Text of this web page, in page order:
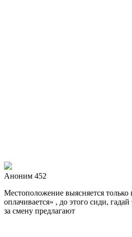
Аноним 452
Местоположение выясняется только
оплачивается» , до этого сиди,
за смену предлагают